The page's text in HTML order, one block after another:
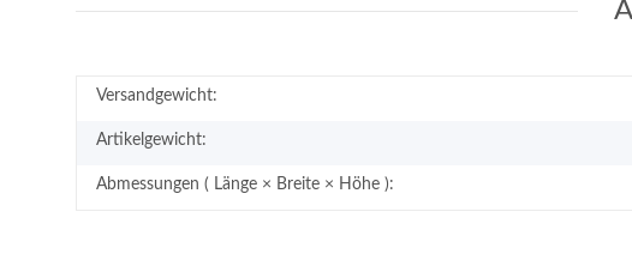
Versandgewicht:
Artikelgewicht:
Abmessungen ( Länge × Breite × Höhe ):